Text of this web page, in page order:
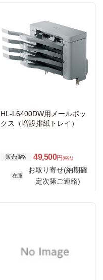
HL-L6400DW用メールボッ
クス（増設排紙トレイ）
販売価格 49,500円 (税込)
在庫
お取り寄せ(納期確
定次第ご連絡)